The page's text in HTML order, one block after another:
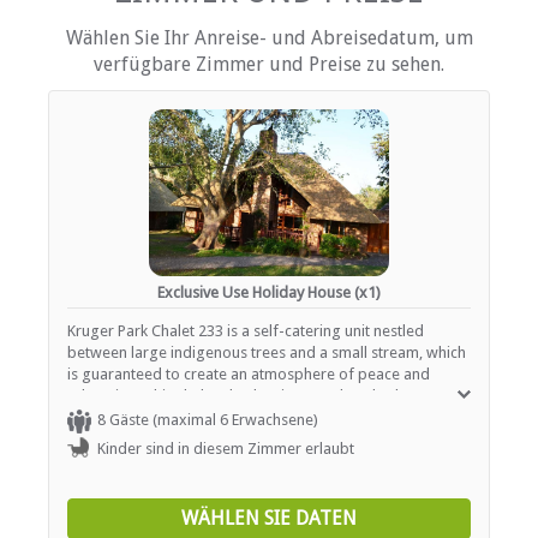
EINRICHTUNGEN AUF DEM GELÄNDE
Kinderfreundlich (alle Altersgruppen)
Garten(e)
Zimmerreinigung (täglich)
Parkplatz (abseits der Straße)
Parken (verdeckt)
Rauchen: Nicht drinnen
ESSEN UND TRINKEN
Braai / Grill (BBQ)
INTERNET
Kostenloses Wi-Fi
Wählen Sie Ihr Anreise- und Abreisedatum, um
verfügbare Zimmer und Preise zu sehen.
Exclusive Use Holiday House (x1)
Kruger Park Chalet 233 is a self-catering unit nestled
between large indigenous trees and a small stream, which
is guaranteed to create an atmosphere of peace and
relaxation. This chalet also has its own detached Lapa
area, with extra braai facilities, ensuring that you enjoy the
outdoors irrespective of the weather. Two covered
parking bays are available for the guests occupying this
sub-divided into three areas: On the first floor is the main
bedroom which has a double bed, a second room which
8 Gäste (maximal 6 Erwachsene)
Kinder sind in diesem Zimmer erlaubt
WÄHLEN SIE DATEN